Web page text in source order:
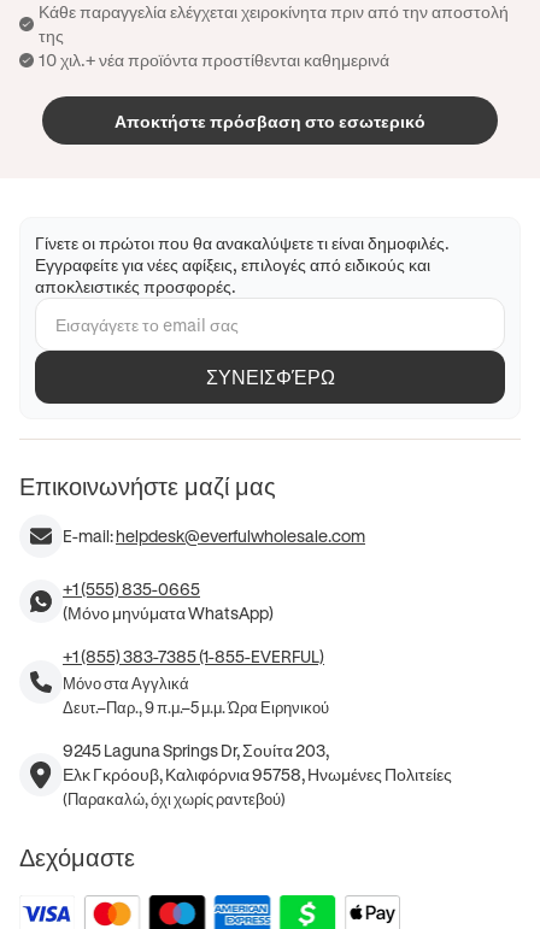
Κάθε παραγγελία ελέγχεται χειροκίνητα πριν από την αποστολή
της
10 χιλ.+ νέα προϊόντα προστίθενται καθημερινά
Αποκτήστε πρόσβαση στο εσωτερικό
Γίνετε οι πρώτοι που θα ανακαλύψετε τι είναι δημοφιλές.
Εγγραφείτε για νέες αφίξεις, επιλογές από ειδικούς και
αποκλειστικές προσφορές.
ΣΥΝΕΙΣΦΈΡΩ
Επικοινωνήστε μαζί μας
E-mail:helpdesk@everfulwholesale.com
+1 (555) 835-0665
(Μόνο μηνύματα WhatsApp)
+1 (855) 383-7385 (1-855-EVERFUL)
Μόνο στα Αγγλικά
Δευτ.–Παρ., 9 π.μ.–5 μ.μ. Ώρα Ειρηνικού
9245 Laguna Springs Dr, Σουίτα 203,
Ελκ Γκρόουβ, Καλιφόρνια 95758, Ηνωμένες Πολιτείες
(Παρακαλώ, όχι χωρίς ραντεβού)
Δεχόμαστε